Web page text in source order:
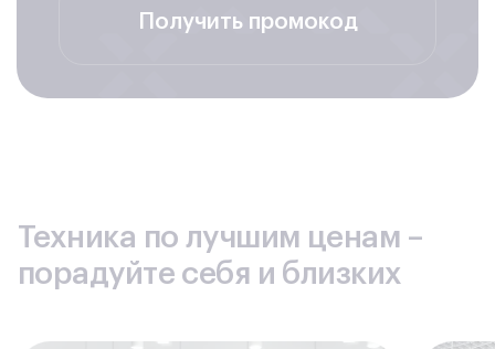
Получить промокод
Техника по лучшим ценам –
порадуйте себя и близких